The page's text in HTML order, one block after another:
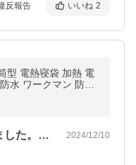
反報告 いいね 2
型 電熱寝袋 加熱 電
水 ワークマン 防寒
ングマット 来客用
冬の車中泊で使う為に購入しました。かけ… 2024/12/10